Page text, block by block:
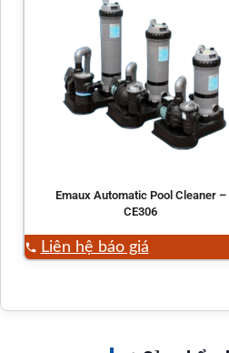
Emaux Automatic Pool Cleaner –
CE306
Liên hệ báo giá